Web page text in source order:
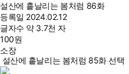
설산에 흩날리는 봄처럼 86화
등록일 2024.02.12
글자수 약 3.7천 자
100원
소장
설산에 흩날리는 봄처럼 85화 선택